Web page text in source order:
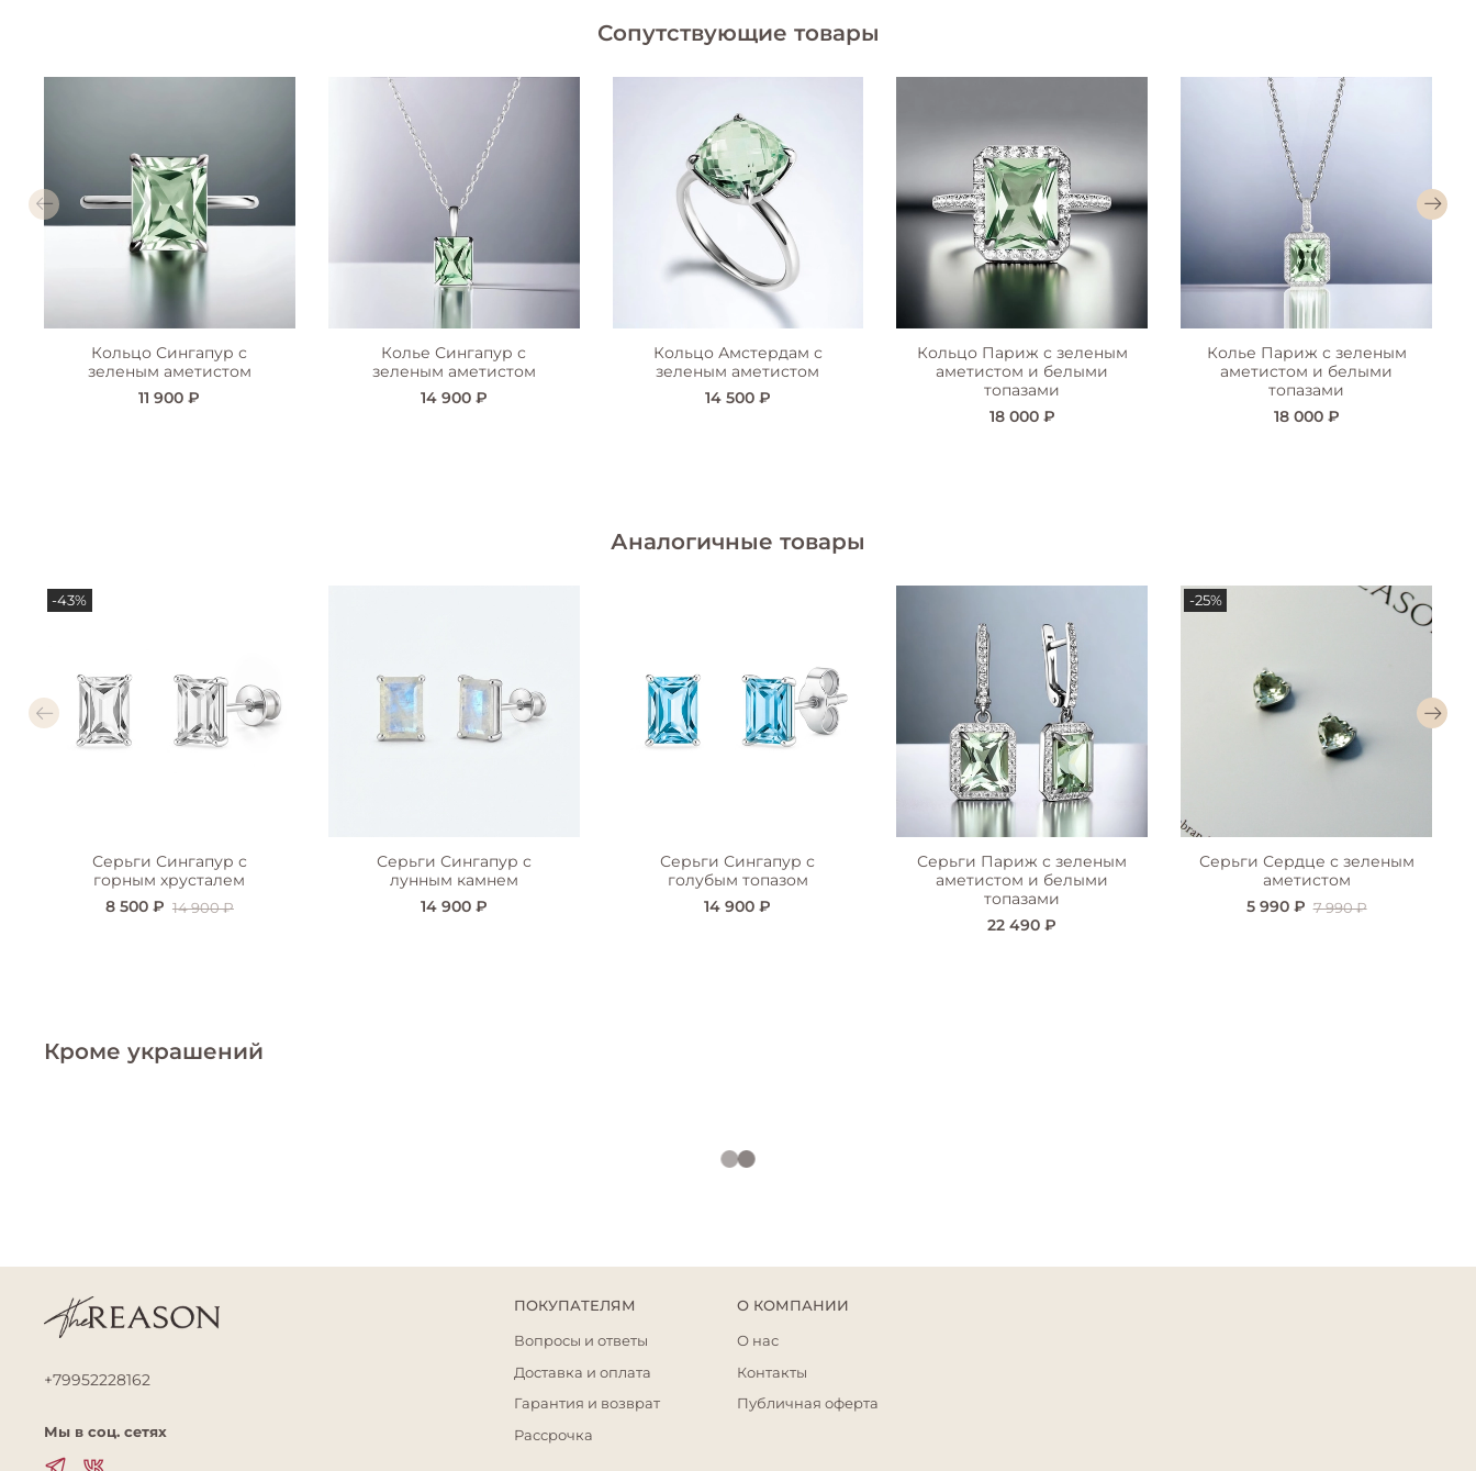
Сопутствующие товары
Кольцо Сингапур с
зеленым аметистом
11 900 ₽
Колье Сингапур с
зеленым аметистом
14 900 ₽
Кольцо Амстердам с
зеленым аметистом
14 500 ₽
Кольцо Париж с зеленым
аметистом и белыми
топазами
18 000 ₽
Колье Париж с зеленым
аметистом и белыми
топазами
18 000 ₽
Аналогичные товары
-43%
Серьги Сингапур с
горным хрусталем
8 500 ₽ 14 900 ₽
Серьги Сингапур с
лунным камнем
14 900 ₽
Серьги Сингапур с
голубым топазом
14 900 ₽
Серьги Париж с зеленым
аметистом и белыми
топазами
22 490 ₽
-25%
Серьги Сердце с зеленым
аметистом
5 990 ₽ 7 990 ₽
Кроме украшений
ПОКУПАТЕЛЯМ
Вопросы и ответы
Доставка и оплата
Гарантия и возврат
Рассрочка
О КОМПАНИИ
О нас
Контакты
Публичная оферта
+79952228162
Мы в соц. сетях